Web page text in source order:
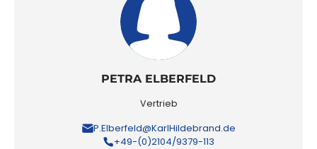
PETRA ELBERFELD
Vertrieb
P.Elberfeld@KarlHildebrand.de
+49-(0)2104/9379-113